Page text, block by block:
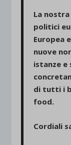
La
politici
Europea
nuove
istanze
di tutti i
food.
Cordiali